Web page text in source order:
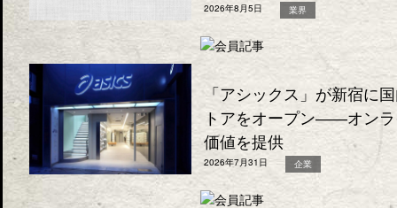
2026年8月5日 業界
「アシックス」が新宿に
トアをオープン――オン
価値を提供
2026年7月31日 企業